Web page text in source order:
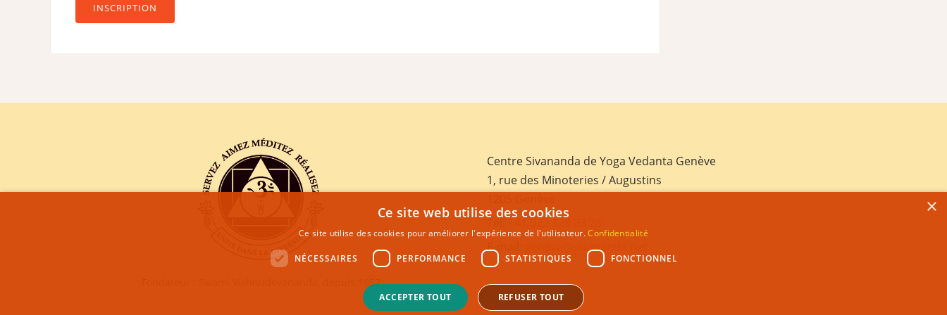
INSCRIPTION
Fondateur : Swami Vishnudevananda, depuis 1957
Centre Sivananda de Yoga Vedanta Genève
1, rue des Minoteries / Augustins
E-mail:
geneva@sivananda.net
×
Ce site web utilise des cookies
Ce site utilise des cookies pour améliorer l'expérience de l'utilisateur.Confidentialité
NÉCESSAIRES PERFORMANCE STATISTIQUES FONCTIONNEL
ACCEPTER TOUT REFUSER TOUT